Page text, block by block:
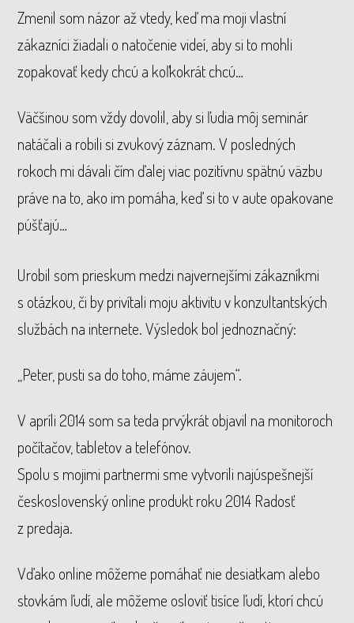
Zmenil som názor až vtedy, keď ma moji vlastní
zákazníci žiadali o natočenie videí, aby si to mohli
zopakovať kedy chcú a koľkokrát chcú…
Väčšinou som vždy dovolil, aby si ľudia môj seminár
natáčali a robili si zvukový záznam. V posledných
rokoch mi dávali čím ďalej viac pozitívnu spätnú väzbu
práve na to, ako im pomáha, keď si to v aute opakovane
púšťajú…
Urobil som prieskum medzi najvernejšími zákazníkmi
s otázkou, či by privítali moju aktivitu v konzultantských
službách na internete. Výsledok bol jednoznačný:
„Peter, pusti sa do toho, máme záujem“.
V apríli 2014 som sa teda prvýkrát objavil na monitoroch
počítačov, tabletov a telefónov.
Spolu s mojimi partnermi sme vytvorili najúspešnejší
československý online produkt roku 2014 Radosť
z predaja.
Vďako online môžeme pomáhať nie desiatkam alebo
stovkám ľudí, ale môžeme osloviť tisíce ľudí, ktorí chcú